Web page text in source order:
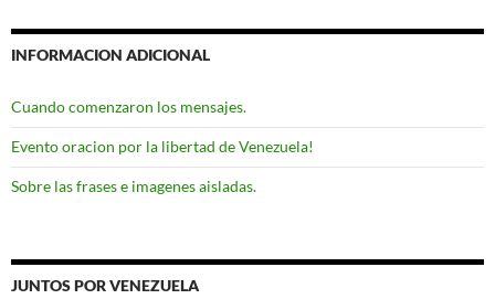
INFORMACION ADICIONAL
Cuando comenzaron los mensajes.
Evento oracion por la libertad de Venezuela!
Sobre las frases e imagenes aisladas.
JUNTOS POR VENEZUELA